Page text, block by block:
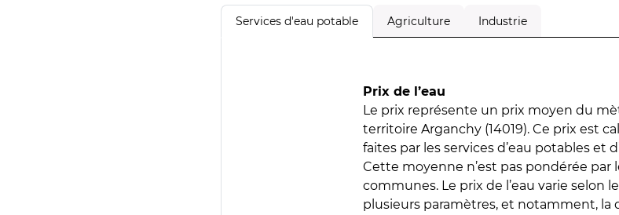
Services d'eau potable Agriculture Industrie
Prix de l’eau
Le prix représente un prix moyen du
territoire Arganchy (14019). Ce prix est
faites par les services d’eau potables et
Cette moyenne n’est pas pondérée par
communes. Le prix de l’eau varie selon
plusieurs paramètres, et notamment, la